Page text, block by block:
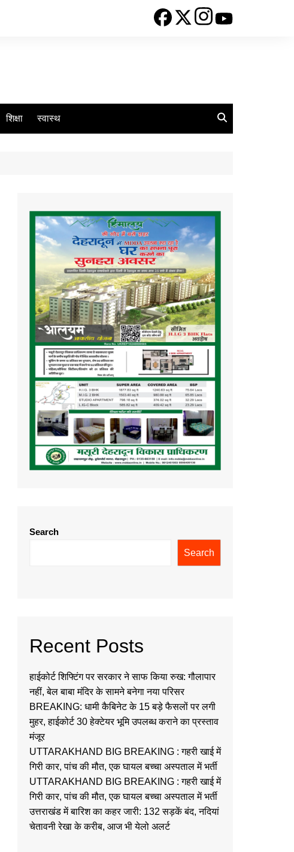
शिक्षा स्वास्थ
Search
Search
Recent Posts
हाईकोर्ट शिफ्टिंग पर सरकार ने साफ किया रुख: गौलापार
नहीं, बेल बाबा मंदिर के सामने बनेगा नया परिसर
BREAKING: धामी कैबिनेट के 15 बड़े फैसलों पर लगी
मुहर, हाईकोर्ट 30 हेक्टेयर भूमि उपलब्ध कराने का प्रस्ताव
मंजूर
UTTARAKHAND BIG BREAKING : गहरी खाई में
गिरी कार, पांच की मौत, एक घायल बच्चा अस्पताल में भर्ती
UTTARAKHAND BIG BREAKING : गहरी खाई में
गिरी कार, पांच की मौत, एक घायल बच्चा अस्पताल में भर्ती
उत्तराखंड में बारिश का कहर जारी: 132 सड़कें बंद, नदियां
चेतावनी रेखा के करीब, आज भी येलो अलर्ट